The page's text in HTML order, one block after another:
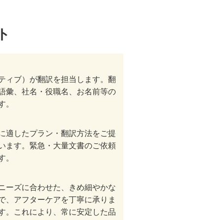
ィブ）が翻訳を担当します。翻
彙、社名・役職名、お名前等の
。
適したプラン・翻訳方法をご提
ます。緊急・大量文書のご依頼
。
ーズに合わせた、きめ細やかな
、アフターケアを丁寧に承りま
。これにより、常に安定した品